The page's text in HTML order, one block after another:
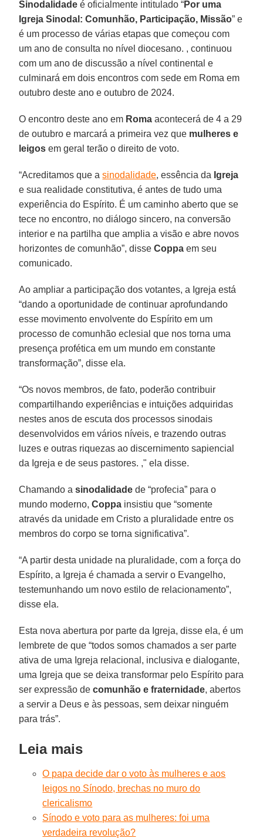
Sinodalidade é oficialmente intitulado “Por uma
Igreja Sinodal: Comunhão, Participação, Missão” e
é um processo de várias etapas que começou com
um ano de consulta no nível diocesano. , continuou
com um ano de discussão a nível continental e
culminará em dois encontros com sede em Roma em
outubro deste ano e outubro de 2024.
O encontro deste ano em Roma acontecerá de 4 a 29
de outubro e marcará a primeira vez que mulheres e
leigos em geral terão o direito de voto.
“Acreditamos que asinodalidade, essência da Igreja
e sua realidade constitutiva, é antes de tudo uma
experiência do Espírito. É um caminho aberto que se
tece no encontro, no diálogo sincero, na conversão
interior e na partilha que amplia a visão e abre novos
horizontes de comunhão”, disseCoppa em seu
comunicado.
Ao ampliar a participação dos votantes, a Igreja está
“dando a oportunidade de continuar aprofundando
esse movimento envolvente do Espírito em um
processo de comunhão eclesial que nos torna uma
presença profética em um mundo em constante
transformação”, disse ela.
“Os novos membros, de fato, poderão contribuir
compartilhando experiências e intuições adquiridas
nestes anos de escuta dos processos sinodais
desenvolvidos em vários níveis, e trazendo outras
luzes e outras riquezas ao discernimento sapiencial
da Igreja e de seus pastores. ," ela disse.
Chamando asinodalidade de “profecia” para o
mundo moderno,Coppa insistiu que “somente
através da unidade em Cristo a pluralidade entre os
membros do corpo se torna significativa”.
“A partir desta unidade na pluralidade, com a força do
Espírito, a Igreja é chamada a servir o Evangelho,
testemunhando um novo estilo de relacionamento”,
disse ela.
Esta nova abertura por parte da Igreja, disse ela, é um
lembrete de que “todos somos chamados a ser parte
ativa de uma Igreja relacional, inclusiva e dialogante,
uma Igreja que se deixa transformar pelo Espírito para
ser expressão decomunhão e fraternidade, abertos
a servir a Deus e às pessoas, sem deixar ninguém
para trás”.
Leia mais
O papa decide dar o voto às mulheres e aos
leigos no Sínodo, brechas no muro do
clericalismo
Sínodo e voto para as mulheres: foi uma
verdadeira revolução?